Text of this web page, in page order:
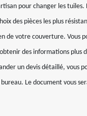
pour changer les tuiles.
des pièces les plus
de votre couverture. Vous
des informations plus
un devis détaillé, vous
Le document vous